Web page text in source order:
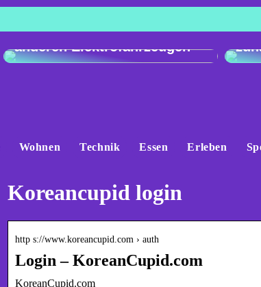
Audi Q4 e-tron gegenüber
anderen Elektrofahrzeugen
Wohnen Technik Essen Erleben
Koreancupid login
http s://www.koreancupid.com › auth
Login – KoreanCupid.com
KoreanCupid.com